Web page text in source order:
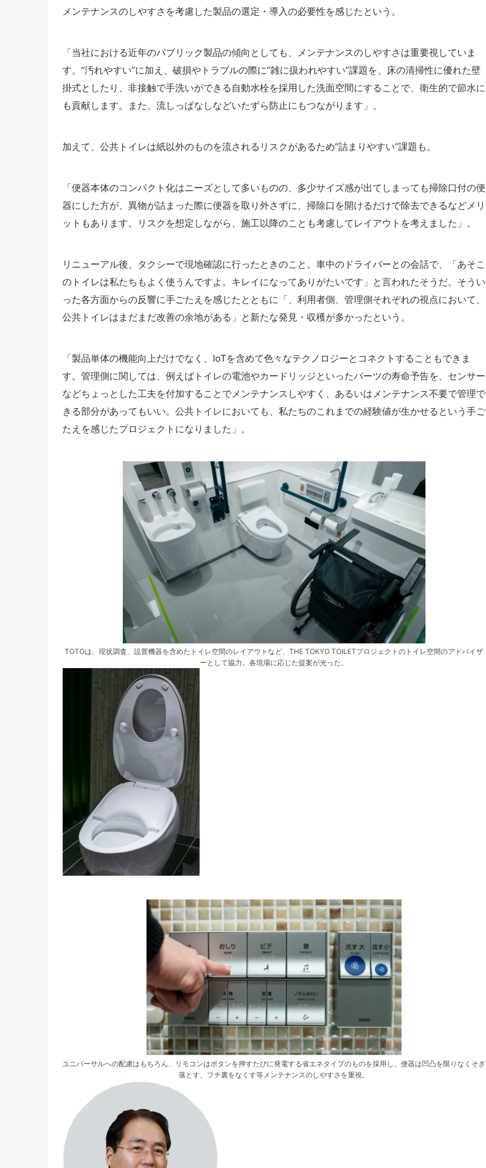
メンテナンスのしやすさを考慮した製品の選定・導入の必要性を感じたという。
「当社における近年のパブリック製品の傾向としても、メンテナンスのしやすさは重要視していま
す。“汚れやすい”に加え、破損やトラブルの際に“雑に扱われやすい”課題を、床の清掃性に優れた壁
掛式としたり、非接触で手洗いができる自動水栓を採用した洗面空間にすることで、衛生的で節水に
も貢献します。また、流しっぱなしなどいたずら防止にもつながります」。
加えて、公共トイレは紙以外のものを流されるリスクがあるため“詰まりやすい”課題も。
「便器本体のコンパクト化はニーズとして多いものの、多少サイズ感が出てしまっても掃除口付の便
器にした方が、異物が詰まった際に便器を取り外さずに、掃除口を開けるだけで除去できるなどメリ
ットもあります。リスクを想定しながら、施工以降のことも考慮してレイアウトを考えました」。
リニューアル後、タクシーで現地確認に行ったときのこと。車中のドライバーとの会話で、「あそこ
のトイレは私たちもよく使うんですよ。キレイになってありがたいです」と言われたそうだ。そうい
った各方面からの反響に手ごたえを感じたとともに「、利用者側、管理側それぞれの視点において、
公共トイレはまだまだ改善の余地がある」と新たな発見・収穫が多かったという。
「製品単体の機能向上だけでなく、IoTを含めて色々なテクノロジーとコネクトすることもできま
す。管理側に関しては、例えばトイレの電池やカードリッジといったパーツの寿命予告を、センサー
などちょっとした工夫を付加することでメンテナンスしやすく、あるいはメンテナンス不要で管理で
きる部分があってもいい。公共トイレにおいても、私たちのこれまでの経験値が生かせるという手ご
たえを感じたプロジェクトになりました」。
TOTOは、現状調査、設置機器を含めたトイレ空間のレイアウトなど、THE TOKYO TOILETプロジェクトのトイレ空間のアドバイザ
ーとして協力。各現場に応じた提案が光った。
ユニバーサルへの配慮はもちろん、リモコンはボタンを押すたびに発電する省エネタイプのものを採用し、便器は凹凸を限りなくそぎ
落とす、フチ裏をなくす等メンテナンスのしやすさを重視。